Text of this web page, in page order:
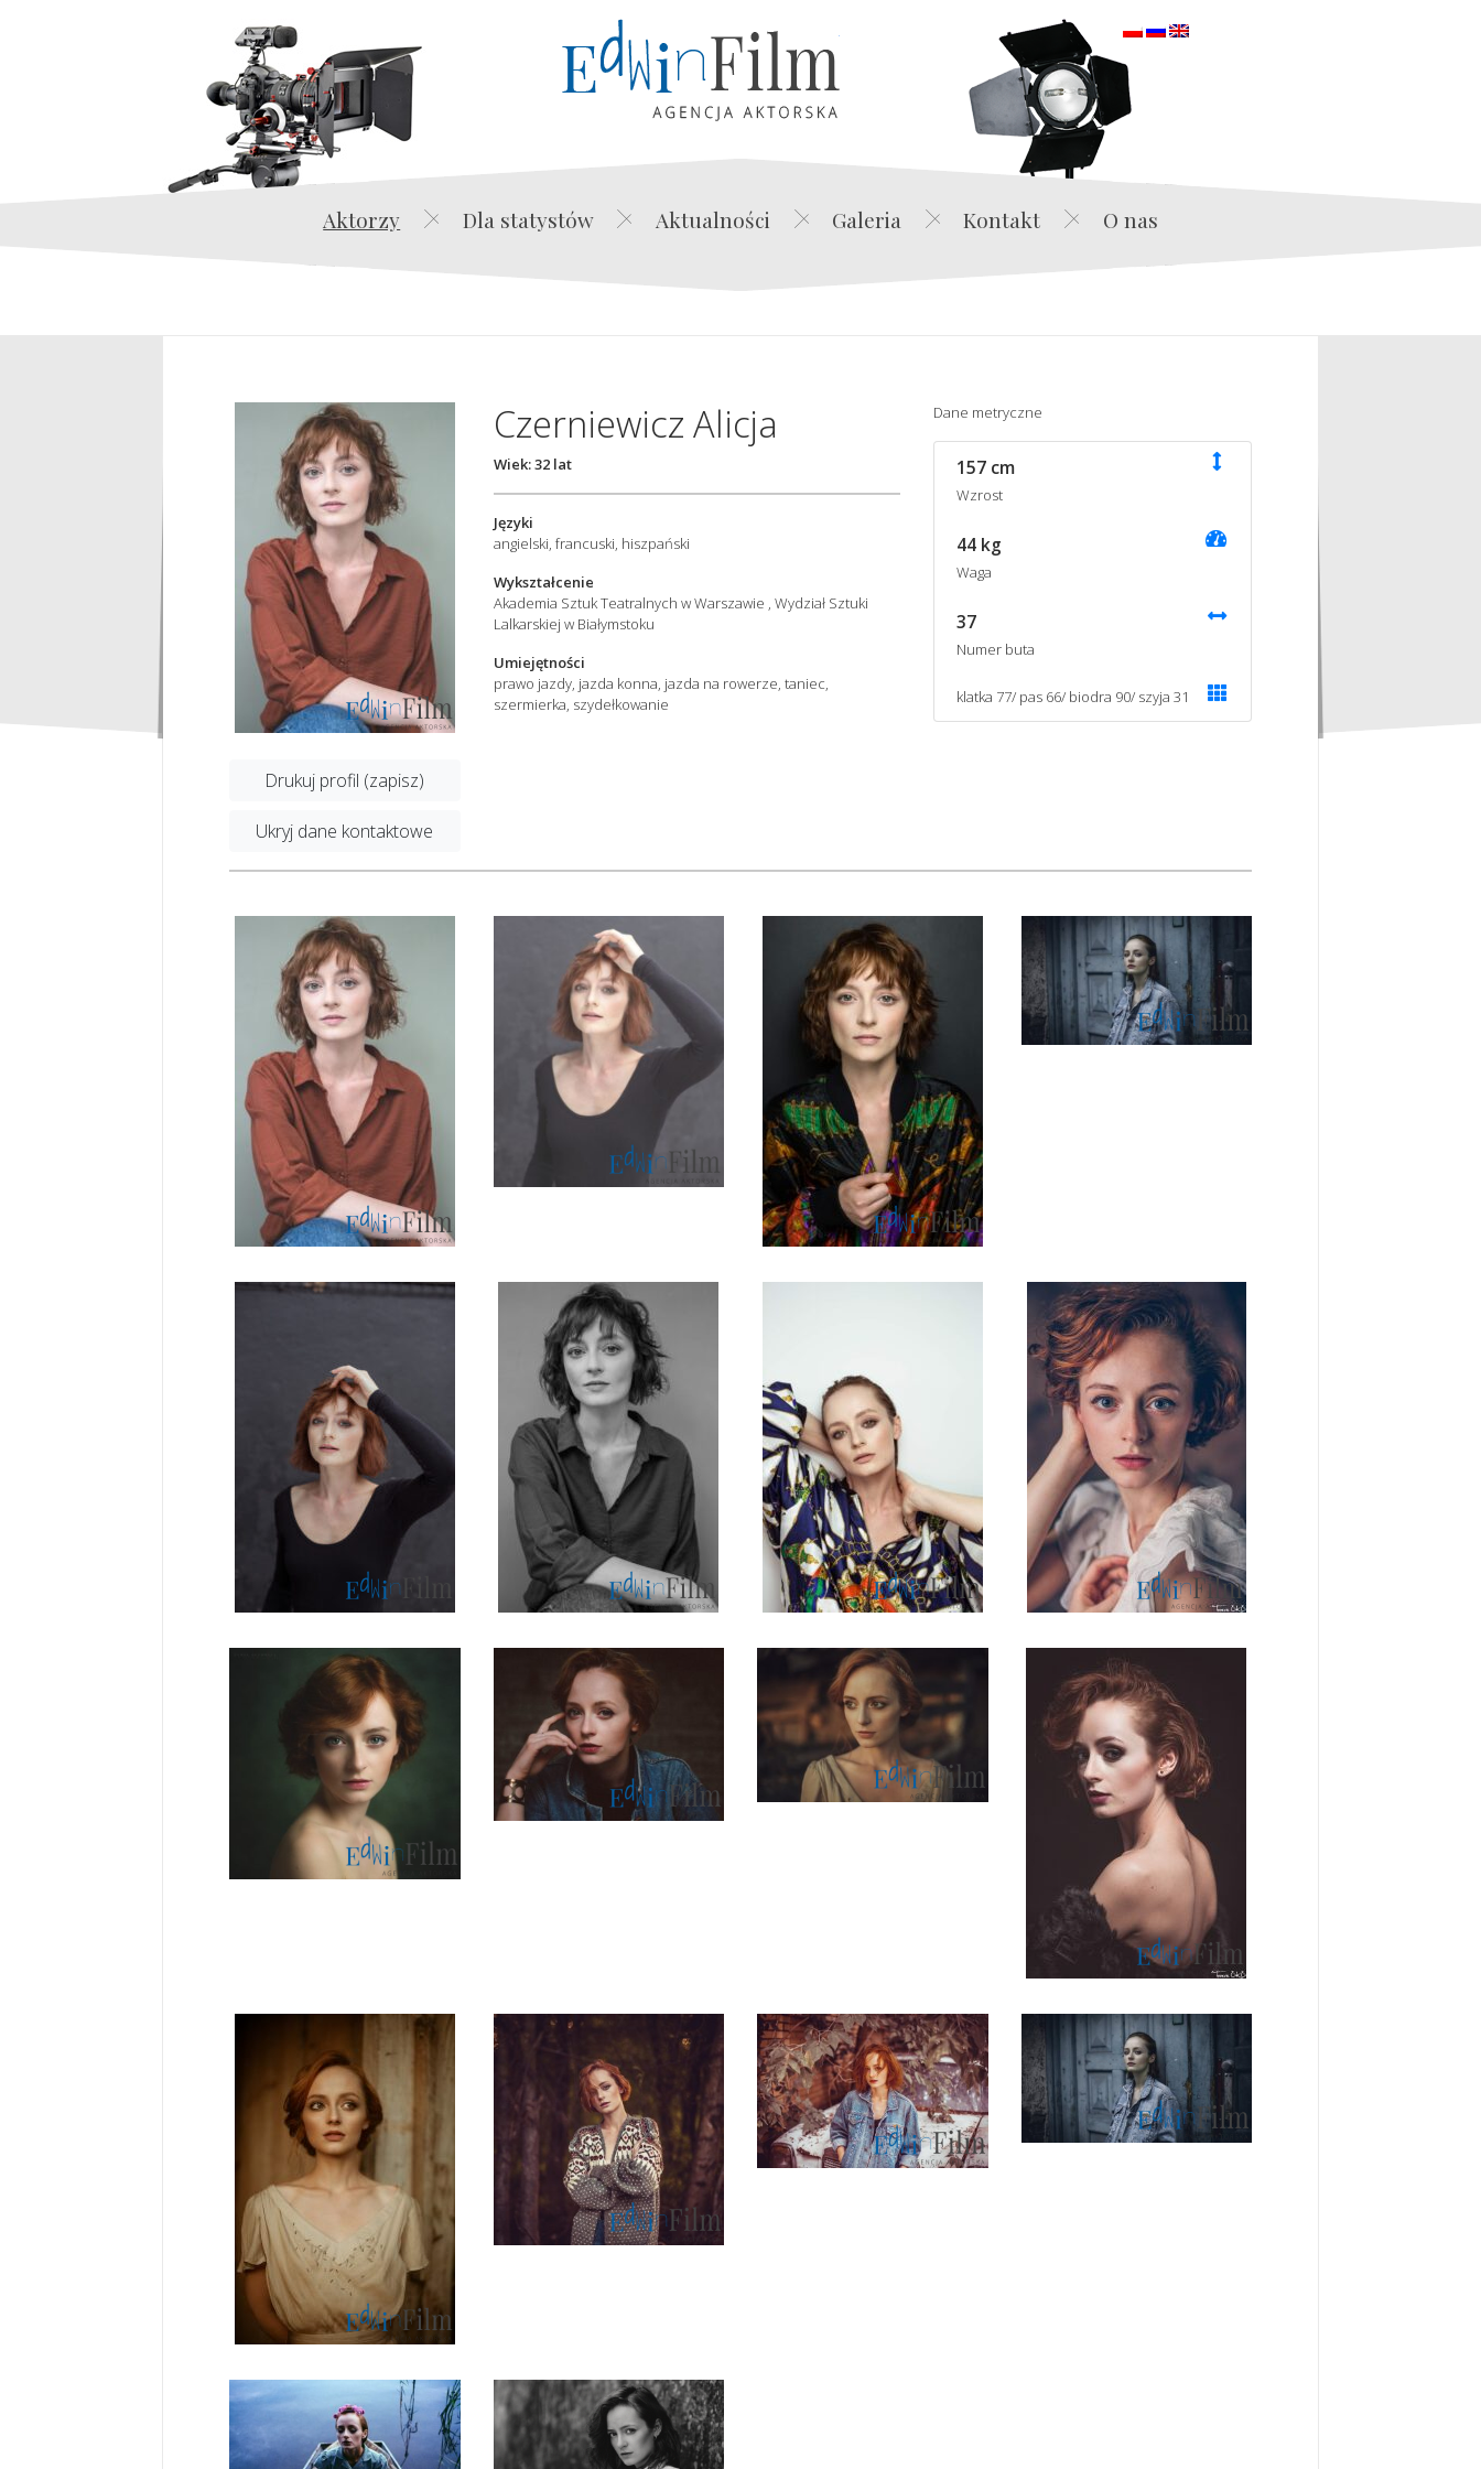
Edwin Film Agencja Aktorska
Aktorzy Dla statystów Aktualności Galeria Kontakt O nas
Drukuj profil (zapisz)
Ukryj dane kontaktowe
Czerniewicz Alicja
Wiek: 32 lat
Języki
angielski, francuski, hiszpański
Wykształcenie
Akademia Sztuk Teatralnych w Warszawie , Wydział Sztuki
Lalkarskiej w Białymstoku
Umiejętności
prawo jazdy, jazda konna, jazda na rowerze, taniec,
szermierka, szydełkowanie
Dane metryczne
157 cm
Wzrost
44 kg
Waga
37
Numer buta
klatka 77/ pas 66/ biodra 90/ szyja 31